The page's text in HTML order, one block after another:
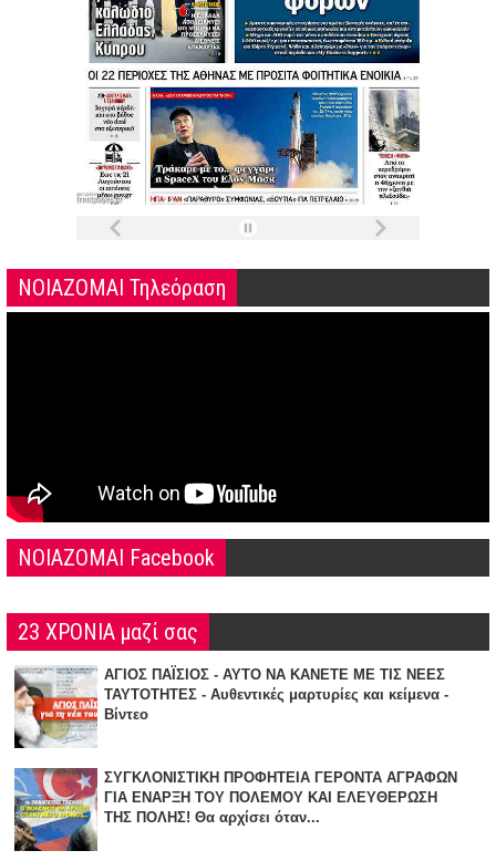
ΝΟΙΑΖΟΜΑΙ Τηλεόραση
NOIAZOMAI Facebook
23 ΧΡΟΝΙΑ μαζί σας
ΑΓΙΟΣ ΠΑΪΣΙΟΣ - ΑΥΤΟ ΝΑ ΚΑΝΕΤΕ ΜΕ ΤΙΣ ΝΕΕΣ
ΤΑΥΤΟΤΗΤΕΣ - Αυθεντικές μαρτυρίες και κείμενα -
Βίντεο
ΣΥΓΚΛΟΝΙΣΤΙΚΗ ΠΡΟΦΗΤΕΙΑ ΓΕΡΟΝΤΑ ΑΓΡΑΦΩΝ
ΓΙΑ ΕΝΑΡΞΗ TOY ΠΟΛΕΜΟΥ ΚΑΙ ΕΛΕΥΘΕΡΩΣΗ
ΤΗΣ ΠΟΛΗΣ! Θα αρχίσει όταν...